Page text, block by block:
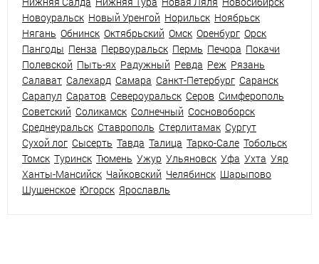
Новоуральск Новый Уренгой Норильск Ноябрьск
Нягань Обнинск Октябрьский Омск Оренбург Орск
Пангоды Пенза Первоуральск Пермь Печора Покачи
Полевской Пыть-ях Радужный Ревда Реж Рязань
Салават Салехард Самара Санкт-Петербург Саранск
Сарапул Саратов Североуральск Серов Симферополь
Советский Соликамск Солнечный Сосновоборск
Среднеуральск Ставрополь Стерлитамак Сургут
Сухой лог Сысерть Тавда Талица Тарко-Сале Тобольск
Томск Туринск Тюмень Ужур Ульяновск Уфа Ухта Уяр
Ханты-Мансийск Чайковский Челябинск Шарыпово
Шушенское Югорск Ярославль